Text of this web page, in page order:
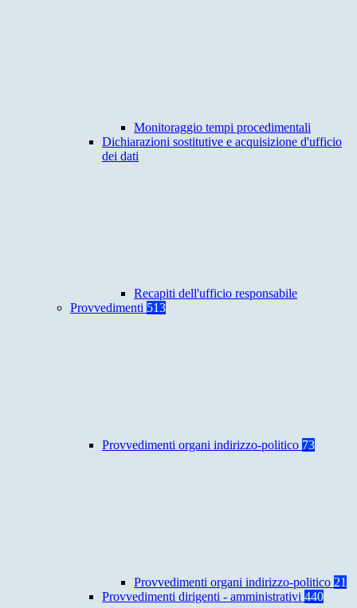
Monitoraggio tempi procedimentali
Dichiarazioni sostitutive e acquisizione d'ufficio
dei dati
Recapiti dell'ufficio responsabile
Provvedimenti 513
Provvedimenti organi indirizzo-politico 73
Provvedimenti organi indirizzo-politico 21
Provvedimenti dirigenti - amministrativi 440